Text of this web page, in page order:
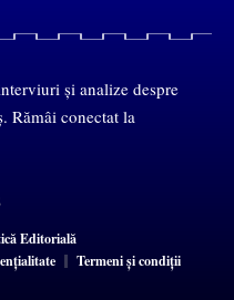
și analize despre
Rămâi conectat la
Editorială
Termeni și condiții